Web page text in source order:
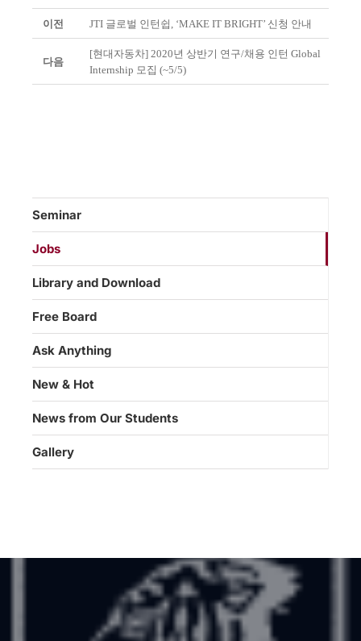
이전 JTI 글로벌 인턴쉽, ‘MAKE IT BRIGHT’ 신청 안내
다음
[현대자동차] 2020년 상반기 연구/채용 인턴 Global
Internship 모집 (~5/5)
Seminar
Jobs
Library and Download
Free Board
Ask Anything
New & Hot
News from Our Students
Gallery